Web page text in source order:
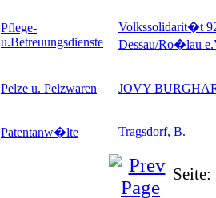
Pflege-
u.Betreuungsdienste
Volkssolidarit�t
Dessau/Ro�lau
Pelze u. Pelzwaren JOVY
Patentanw�lte Tragsdorf, B.
Seite: